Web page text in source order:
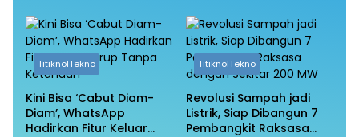
Aman?
TitiknolTekno
Kini Bisa ‘Cabut Diam-
Diam’, WhatsApp
Hadirkan Fitur Keluar
TitiknolTekno
Revolusi Sampah jadi
Listrik, Siap Dibangun 7
Pembangkit Raksasa